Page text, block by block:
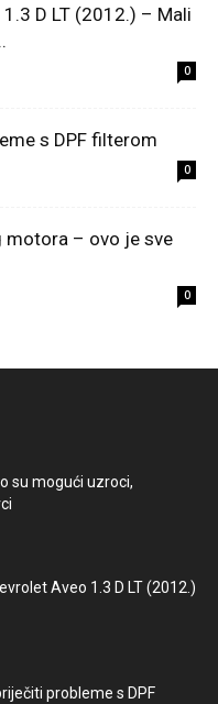
D LT (2012.) – Mali
0
s DPF filterom
0
motora – ovo je sve
0
su mogući uzroci,
Aveo 1.3 D LT (2012.)
probleme s DPF